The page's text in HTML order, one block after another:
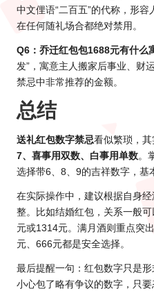
中文俚语“二百五”的代称，形容
在任何随礼场合都绝对禁用。
Q6：乔迁红包包1688元有什么
发”，寓意主人搬家后事业、财
禁忌中非常推荐的金额。
总结
送礼红包数字禁忌看似繁琐，其
7、喜事用双数、白事用单数。
选择带6、8、9的吉祥数字，基
在实际操作中，建议根据自身
整。比如结婚红包，关系一般
元或1314元。满月酒则重点突
元、666元都是安全选择。
最后提醒一句：红包数字只是
小心包了略有争议的数字，只